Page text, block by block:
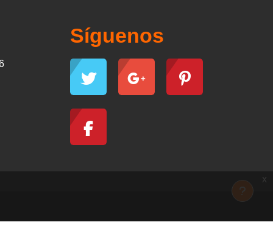
x
Síguenos